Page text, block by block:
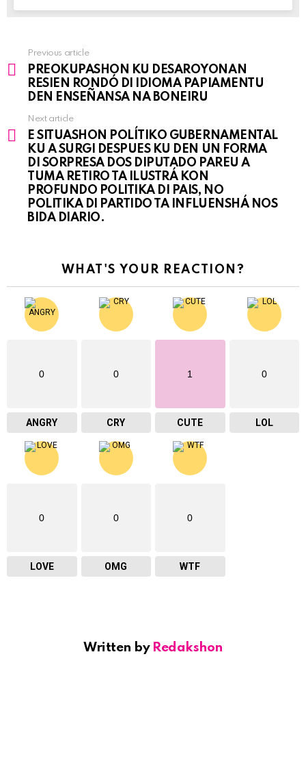
See
more
Previous article
PREOKUPASHON KU DESAROYONAN
RESIEN RONDÓ DI IDIOMA PAPIAMENTU
DEN ENSEÑANSA NA BONEIRU
Next article
E SITUASHON POLÍTIKO GUBERNAMENTAL
KU A SURGI DESPUES KU DEN UN FORMA
DI SORPRESA DOS DIPUTADO PAREU A
TUMA RETIRO TA ILUSTRÁ KON
PROFUNDO POLITIKA DI PAIS, NO
POLITIKA DI PARTIDO TA INFLUENSHÁ NOS
BIDA DIARIO.
WHAT'S YOUR REACTION?
0
ANGRY
0
CRY
1
CUTE
0
LOL
0
LOVE
0
OMG
0
WTF
Written by Redakshon